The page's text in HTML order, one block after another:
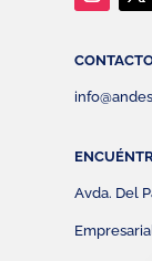
Avda. Del